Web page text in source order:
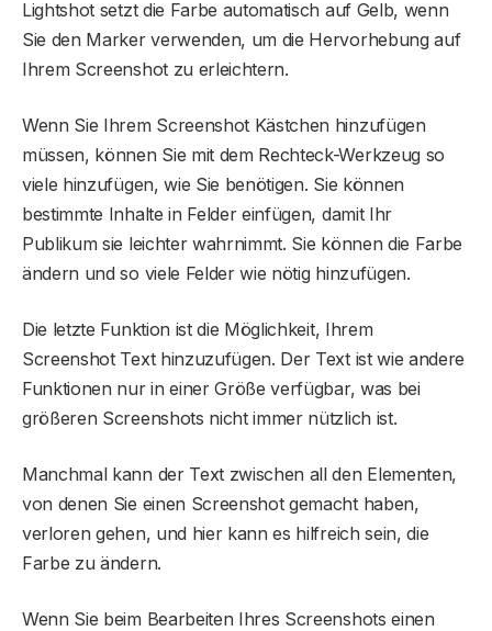
Lightshot setzt die Farbe automatisch auf Gelb, wenn
Sie den Marker verwenden, um die Hervorhebung auf
Ihrem Screenshot zu erleichtern.
Wenn Sie Ihrem Screenshot Kästchen hinzufügen
müssen, können Sie mit dem Rechteck-Werkzeug so
viele hinzufügen, wie Sie benötigen. Sie können
bestimmte Inhalte in Felder einfügen, damit Ihr
Publikum sie leichter wahrnimmt. Sie können die Farbe
ändern und so viele Felder wie nötig hinzufügen.
Die letzte Funktion ist die Möglichkeit, Ihrem
Screenshot Text hinzuzufügen. Der Text ist wie andere
Funktionen nur in einer Größe verfügbar, was bei
größeren Screenshots nicht immer nützlich ist.
Manchmal kann der Text zwischen all den Elementen,
von denen Sie einen Screenshot gemacht haben,
verloren gehen, und hier kann es hilfreich sein, die
Farbe zu ändern.
Wenn Sie beim Bearbeiten Ihres Screenshots einen